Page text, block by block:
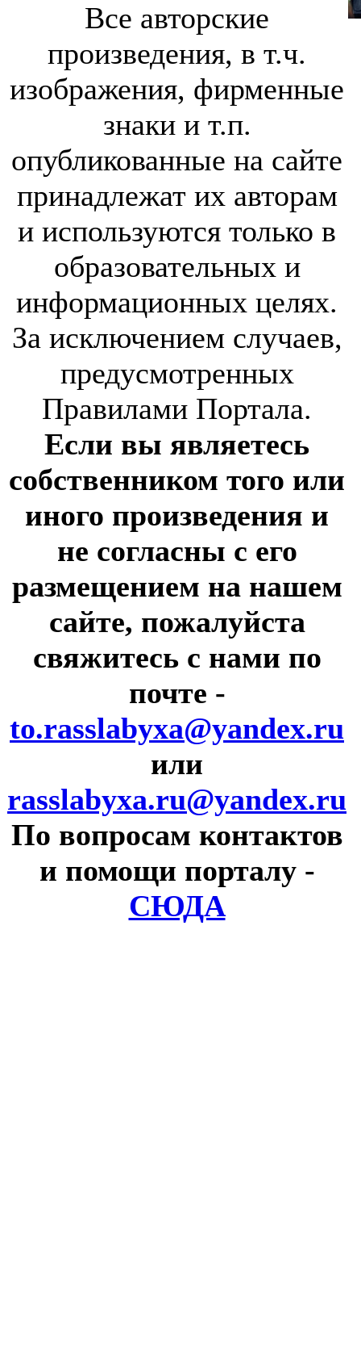
Все авторские
произведения, в т.ч.
изображения, фирменные
знаки и т.п.
опубликованные на сайте
принадлежат их авторам
и используются только в
образовательных и
информационных целях.
За исключением случаев,
предусмотренных
Правилами Портала.
Если вы являетесь
собственником того или
иного произведения и
не согласны с его
размещением на нашем
сайте, пожалуйста
свяжитесь с нами по
почте -
to.rasslabyxa@yandex.ru
или
rasslabyxa.ru@yandex.ru
По вопросам контактов
и помощи порталу -
СЮДА